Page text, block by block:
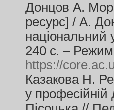
Донцов А.
ресурс] / А.
національний
240 с. – Режим
https://
Казакова Н.
у професійній